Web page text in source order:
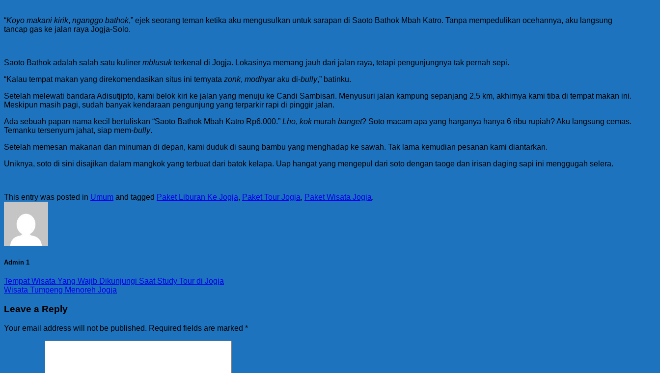
“Koyo makani kirik, nganggo bathok,” ejek seorang teman ketika aku mengusulkan untuk sarapan di Saoto Bathok Mbah Katro. Tanpa mempedulikan ocehannya, aku langsung
tancap gas ke jalan raya Jogja-Solo.
Saoto Bathok adalah salah satu kuliner mblusukterkenal di Jogja. Lokasinya memang jauh dari jalan raya, tetapi pengunjungnya tak pernah sepi.
“Kalau tempat makan yang direkomendasikan situs ini ternyata zonk, modhyaraku di-bully,” batinku.
Setelah melewati bandara Adisutjipto, kami belok kiri ke jalan yang menuju ke Candi Sambisari. Menyusuri jalan kampung sepanjang 2,5 km, akhirnya kami tiba di tempat makan ini.
Meskipun masih pagi, sudah banyak kendaraan pengunjung yang terparkir rapi di pinggir jalan.
Ada sebuah papan nama kecil bertuliskan “Saoto Bathok Mbah Katro Rp6.000.” Lho, kokmurah banget? Soto macam apa yang harganya hanya 6 ribu rupiah? Aku langsung cemas.
Temanku tersenyum jahat, siap mem-bully.
Setelah memesan makanan dan minuman di depan, kami duduk di saung bambu yang menghadap ke sawah. Tak lama kemudian pesanan kami diantarkan.
Uniknya, soto di sini disajikan dalam mangkok yang terbuat dari batok kelapa. Uap hangat yang mengepul dari soto dengan taoge dan irisan daging sapi ini menggugah selera.
This entry was posted in Umum and tagged Paket Liburan Ke Jogja, Paket Tour Jogja, Paket Wisata Jogja.
Admin 1
Tempat Wisata Yang Wajib Dikunjungi Saat Study Tour di Jogja
Wisata Tumpeng Menoreh Jogja
Leave a Reply
Your email address will not be published. Required fields are marked *